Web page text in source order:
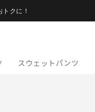
クに！
スウェットパンツ